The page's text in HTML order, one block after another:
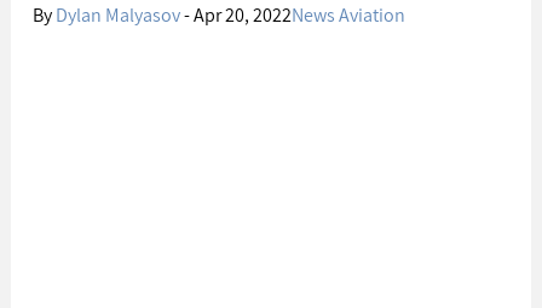
By Dylan Malyasov - Apr 20, 2022NewsAviation